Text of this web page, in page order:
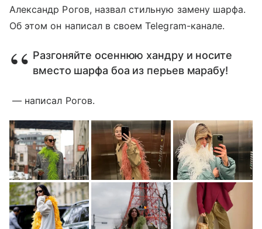
Александр Рогов, назвал стильную замену шарфа.
Об этом он написал в своем Telegram-канале.
Разгоняйте осеннюю хандру и носите
вместо шарфа боа из перьев марабу!
— написал Рогов.